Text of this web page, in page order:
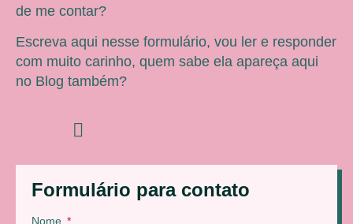
Formulário para contato
Nome
de me contar?
Escreva aqui nesse formulário, vou ler e responder
com muito carinho, quem sabe ela apareça aqui
no Blog também?